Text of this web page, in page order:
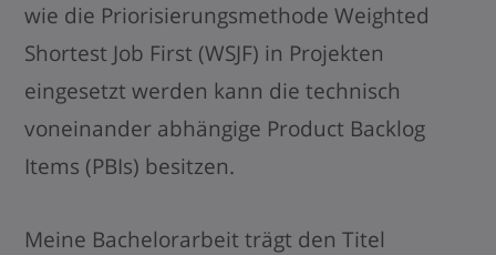
wie die Priorisierungsmethode Weighted
Shortest Job First (WSJF) in Projekten
eingesetzt werden kann die technisch
voneinander abhängige Product Backlog
Items (PBIs) besitzen.
Meine Bachelorarbeit trägt den Titel